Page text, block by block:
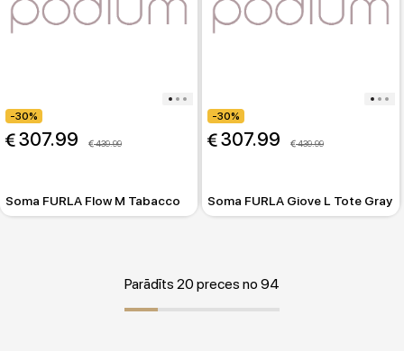
-30%
307.99 439.99
Soma FURLA Flow M Tabacco
-30%
307.99 439.99
Soma FURLA Giove L Tote Gray
Parādīts 20 preces no 94